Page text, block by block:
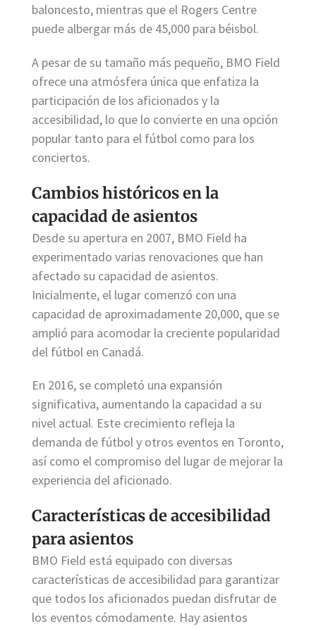
baloncesto, mientras que el Rogers Centre
puede albergar más de 45,000 para béisbol.
A pesar de su tamaño más pequeño, BMO Field
ofrece una atmósfera única que enfatiza la
participación de los aficionados y la
accesibilidad, lo que lo convierte en una opción
popular tanto para el fútbol como para los
conciertos.
Cambios históricos en la
capacidad de asientos
Desde su apertura en 2007, BMO Field ha
experimentado varias renovaciones que han
afectado su capacidad de asientos.
Inicialmente, el lugar comenzó con una
capacidad de aproximadamente 20,000, que se
amplió para acomodar la creciente popularidad
del fútbol en Canadá.
En 2016, se completó una expansión
significativa, aumentando la capacidad a su
nivel actual. Este crecimiento refleja la
demanda de fútbol y otros eventos en Toronto,
así como el compromiso del lugar de mejorar la
experiencia del aficionado.
Características de accesibilidad
para asientos
BMO Field está equipado con diversas
características de accesibilidad para garantizar
que todos los aficionados puedan disfrutar de
los eventos cómodamente. Hay asientos